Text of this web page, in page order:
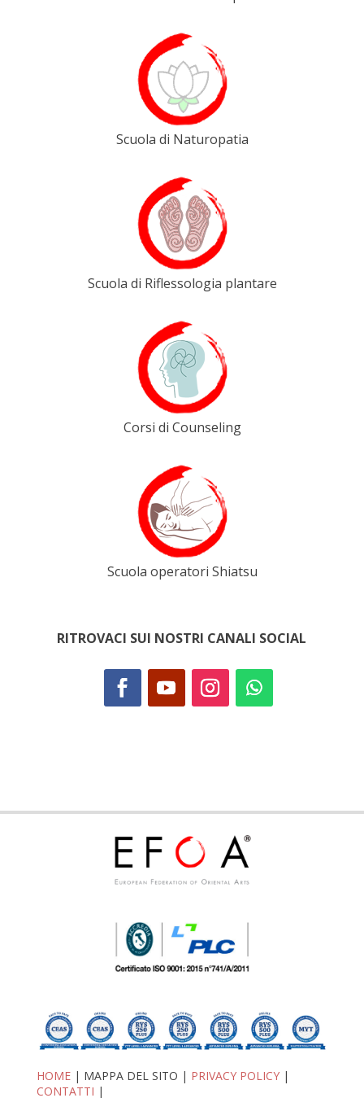
Scuola di Naturopatia
Scuola di Riflessologia plantare
Corsi di Counseling
Scuola operatori Shiatsu
RITROVACI SUI NOSTRI CANALI SOCIAL
HOME| MAPPA DEL SITO | PRIVACY POLICY|
CONTATTI |